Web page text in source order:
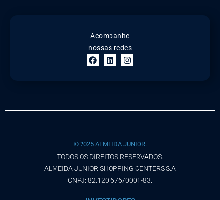
Acompanhe
nossas redes
© 2025 ALMEIDA JUNIOR.
TODOS OS DIREITOS RESERVADOS.
ALMEIDA JUNIOR SHOPPING CENTERS S.A
CNPJ: 82.120.676/0001-83.